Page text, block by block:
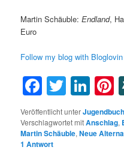
Martin Schäuble:Endland,
Euro
Follow my blog with Bloglovin
Twitter
Veröffentlicht unterJugendbuch
Verschlagwortet mitAnschlag,
Martin Schäuble,Neue
1 Antwort